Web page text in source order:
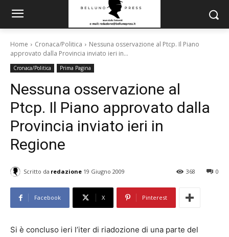
Home Cronaca/Politica
Nessuna osservazione al Ptcp. Il Piano
approvato dalla Provincia inviato ieri in...
Cronaca/Politica Prima Pagina
Nessuna osservazione al
Ptcp. Il Piano approvato dalla
Provincia inviato ieri in
Regione
Scritto da redazione 19 Giugno 2009 0
368
Facebook X Pinterest
Si è concluso ieri l’iter di riadozione di una parte del